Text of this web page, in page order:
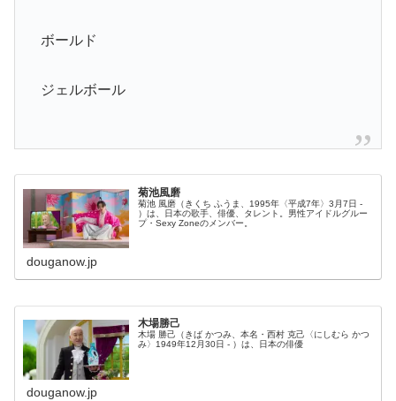
ボールド
ジェルボール
菊池風磨
菊池 風磨（きくち ふうま、1995年〈平成7年〉3月7日 -
）は、日本の歌手、俳優、タレント。男性アイドルグルー
プ・Sexy Zoneのメンバー。
douganow.jp
木場勝己
木場 勝己（きば かつみ、本名・西村 克己〈にしむら かつ
み〉1949年12月30日 - ）は、日本の俳優
douganow.jp